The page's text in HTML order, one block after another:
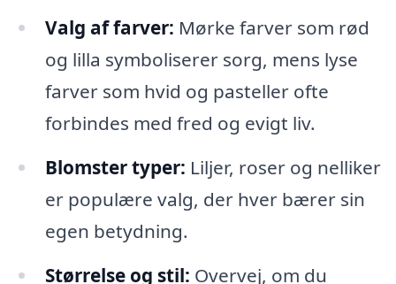
Valg af farver: Mørke farver som rød
og lilla symboliserer sorg, mens lyse
farver som hvid og pasteller ofte
forbindes med fred og evigt liv.
Blomster typer: Liljer, roser og nelliker
er populære valg, der hver bærer sin
egen betydning.
Størrelse og stil: Overvej, om du